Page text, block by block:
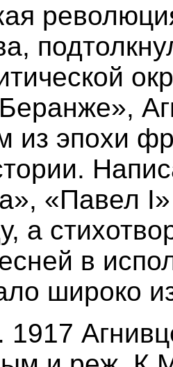
Беранже»,
из эпохи
«Павел
а
в
широко